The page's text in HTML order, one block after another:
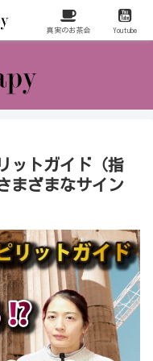
ョンを行わさせていただいてお
ットガイド（指
まざまなサイン
真実のお茶会 Youtube